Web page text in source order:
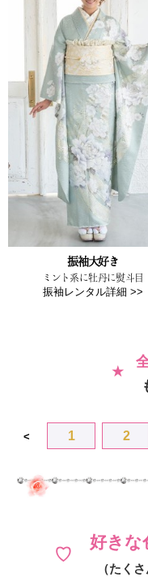
振袖大好き
ミント系に牡丹に熨斗目
振袖レンタル詳細 >>
< 1 2
好きな
（たく